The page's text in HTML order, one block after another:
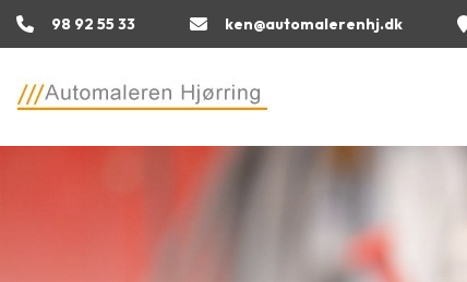
Gå
98 92 55 33 ken@automalerenhj.dk